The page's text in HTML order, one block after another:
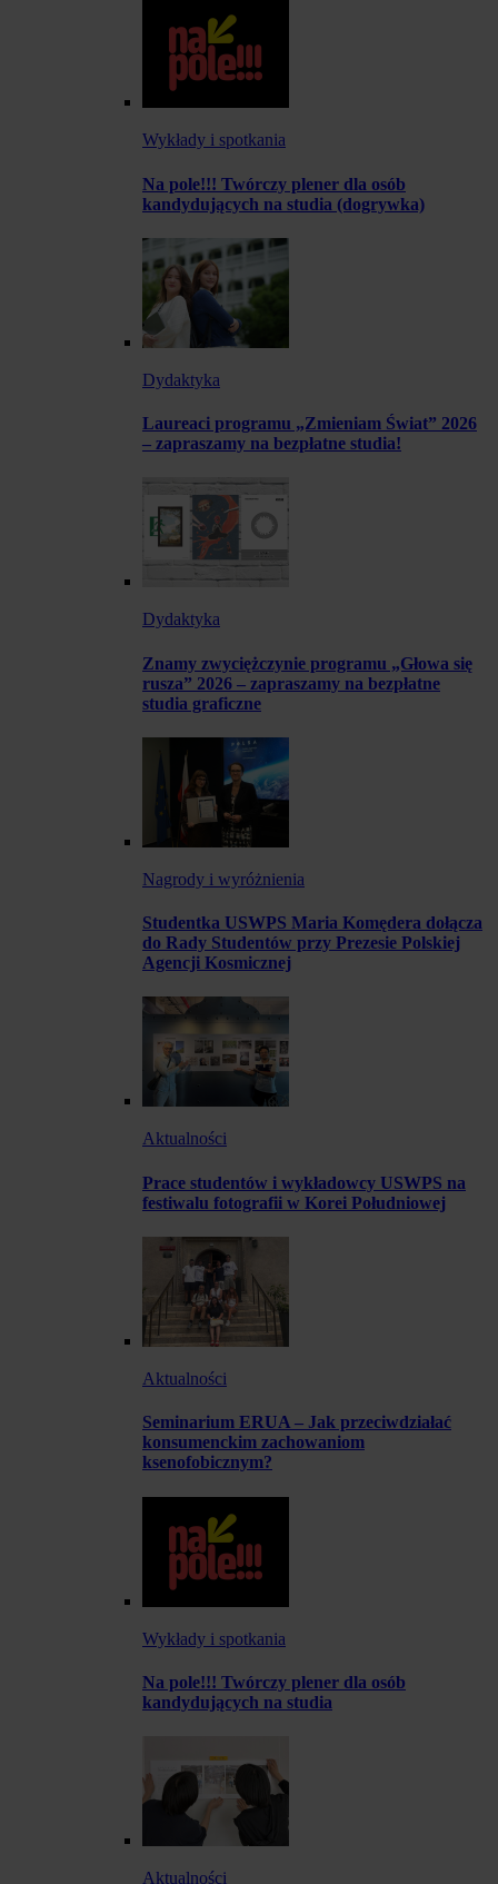
Wykłady i spotkania
Na pole!!! Twórczy plener dla osób
kandydujących na studia (dogrywka)
Dydaktyka
Laureaci programu „Zmieniam Świat” 2026
– zapraszamy na bezpłatne studia!
Dydaktyka
Znamy zwyciężczynie programu „Głowa się
rusza” 2026 – zapraszamy na bezpłatne
studia graficzne
Nagrody i wyróżnienia
Studentka USWPS Maria Komędera dołącza
do Rady Studentów przy Prezesie Polskiej
Agencji Kosmicznej
Aktualności
Prace studentów i wykładowcy USWPS na
festiwalu fotografii w Korei Południowej
Aktualności
Seminarium ERUA – Jak przeciwdziałać
konsumenckim zachowaniom
ksenofobicznym?
Wykłady i spotkania
Na pole!!! Twórczy plener dla osób
kandydujących na studia
Aktualności